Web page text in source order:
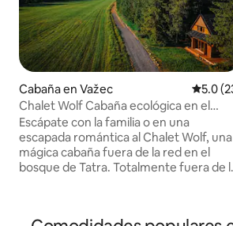
Cabaña en Važec
5.0
Chalet Wolf Cabaña ecológica en el
bosque en los Tatras
Escápate con la familia o en una
escapada romántica al Chalet Wolf, una
mágica cabaña fuera de la red en el
bosque de Tatra. Totalmente fuera de